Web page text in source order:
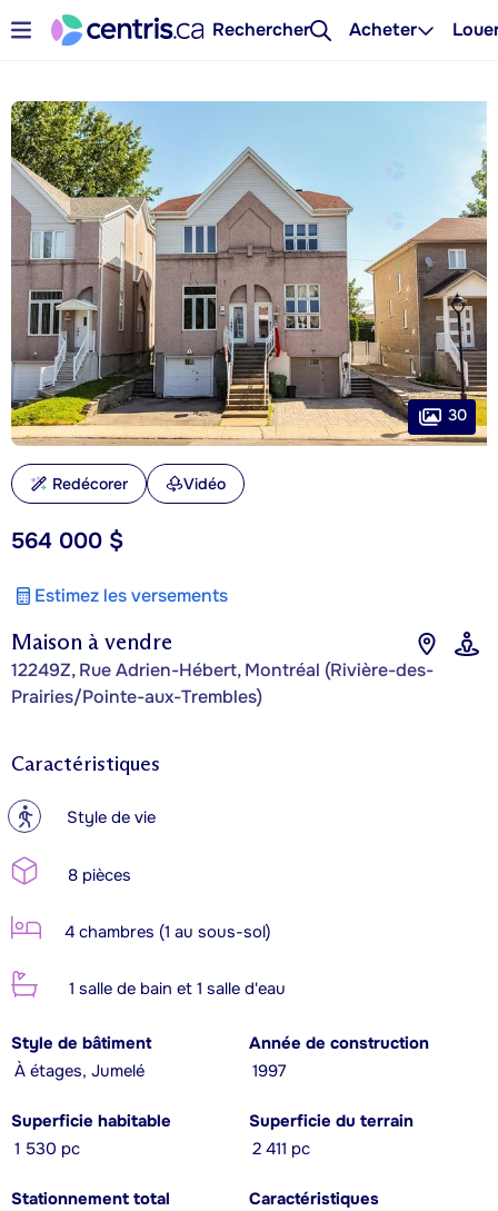
Rechercher Acheter
Maison à vendre
12249Z, Rue Adrien-Hébert, Montréal (Rivière-des-
Prairies/Pointe-aux-Trembles)
564 000 $
Estimez les versements
30
Redécorer Vidéo
Caractéristiques
? Style de vie
8 pièces
4 chambres (1 au sous-sol)
1 salle de bain et 1 salle d'eau
Style de bâtiment
À étages, Jumelé
Année de construction
1997
Superficie habitable
1 530 pc
Superficie du terrain
2 411 pc
Stationnement total
Caractéristiques